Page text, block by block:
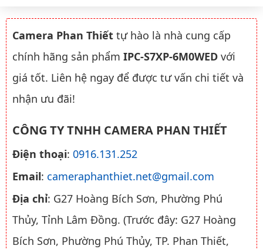
Camera Phan Thiết tự hào là nhà cung cấp
chính hãng sản phẩm IPC-S7XP-6M0WED với
giá tốt. Liên hệ ngay để được tư vấn chi tiết và
nhận ưu đãi!
CÔNG TY TNHH CAMERA PHAN THIẾT
Điện thoại: 0916.131.252
Email: cameraphanthiet.net@gmail.com
Địa chỉ: G27 Hoàng Bích Sơn, Phường Phú
Thủy, Tỉnh Lâm Đồng. (Trước đây: G27 Hoàng
Bích Sơn, Phường Phú Thủy, TP. Phan Thiết,